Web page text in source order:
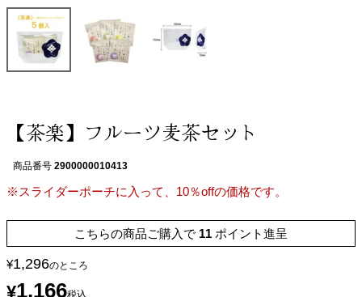
【茶楽】フルーツ麦茶セット
商品番号 2900000010413
※スライダーポーチに入って、10％offの価格です。
こちらの商品ご購入で 11 ポイント進呈
¥1,296のところ
¥1,166税込